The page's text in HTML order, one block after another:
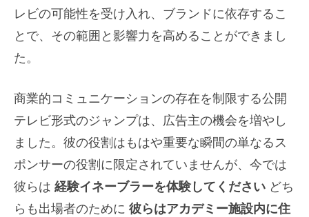
レビの可能性を受け入れ、ブランドに依存するこ
とで、その範囲と影響力を高めることができまし
た。
商業的コミュニケーションの存在を制限する公開
テレビ形式のジャンプは、広告主の機会を増やし
ました。彼の役割はもはや重要な瞬間の単なるス
ポンサーの役割に限定されていませんが、今では
彼らは 経験イネーブラーを体験してください どち
らも出場者のために 彼らはアカデミー施設内に住